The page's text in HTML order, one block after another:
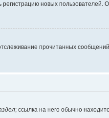
новых пользователей.
прочитанных
; ссылка на него обычно